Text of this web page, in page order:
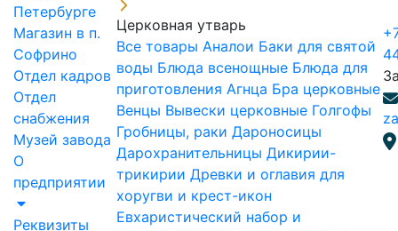
Петербурге
Магазин в п.
Софрино
Отдел кадров
Отдел
снабжения
Музей завода
О
предприятии
Реквизиты
Церковная утварь
Все товары Аналои Баки для святой
воды Блюда всенощные Блюда для
приготовления Агнца Бра церковные
Венцы Вывески церковные Голгофы
Гробницы, раки Дароносицы
Дарохранительницы Дикирии-
трикирии Древки и оглавия для
хоругви и крест-икон
Евхаристический набор и